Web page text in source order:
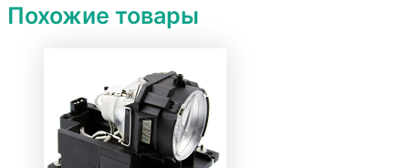
Похожие товары